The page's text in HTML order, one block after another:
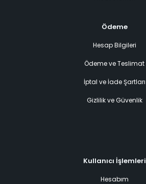
Ödeme
Hesap Bilgileri
Ödeme ve Teslimat
İptal ve İade Şartları
Gizlilik ve Güvenlik
Kullanıcı İşlemleri
Hesabım